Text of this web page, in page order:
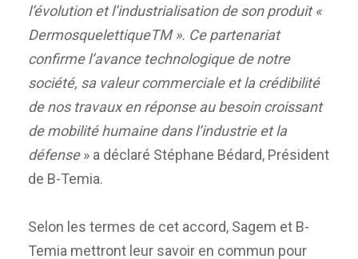
l’évolution et l’industrialisation de son produit «
DermosquelettiqueTM ». Ce partenariat
confirme l’avance technologique de notre
société, sa valeur commerciale et la crédibilité
de nos travaux en réponse au besoin croissant
de mobilité humaine dans l’industrie et la
défense» a déclaré Stéphane Bédard, Président
de B-Temia.
Selon les termes de cet accord, Sagem et B-
Temia mettront leur savoir en commun pour